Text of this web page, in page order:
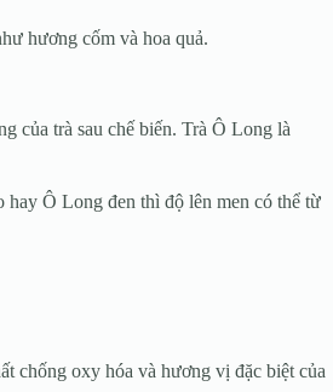
hương cốm và hoa quả.
của trà sau chế biến. Trà Ô Long là
hay Ô Long đen thì độ lên men có thể từ
chống oxy hóa và hương vị đặc biệt của